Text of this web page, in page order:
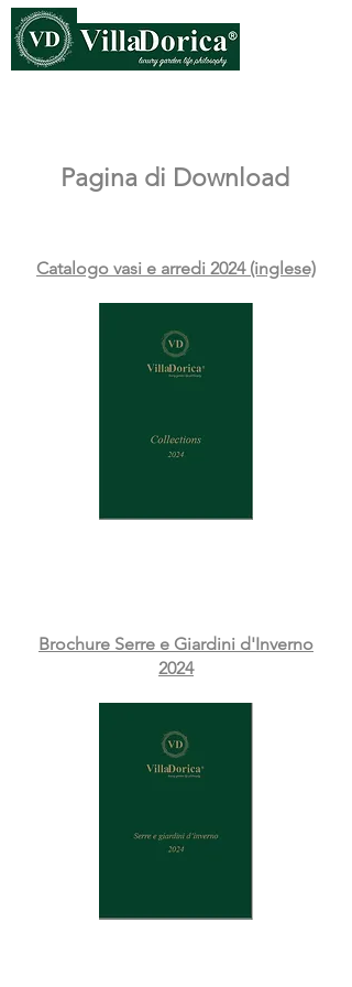
Pagina di Download
Catalogo vasi e arredi 2024 (inglese)
Brochure Serre e Giardini d'Inverno
2024